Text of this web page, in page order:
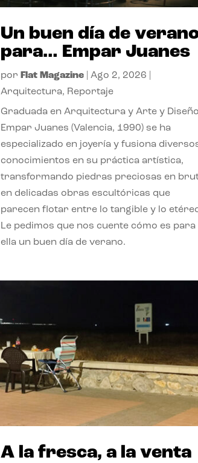
Un buen día de
para… Empar Juanes
por Flat Magazine| Ago 2, 2026
Arquitectura, Reportaje
Graduada en Arquitectura y Arte y
Empar Juanes (Valencia, 1990) se ha
especializado en joyería y fusiona
conocimientos en su práctica artística,
transformando piedras preciosas en
en delicadas obras escultóricas que
parecen flotar entre lo tangible y lo
Le pedimos que nos cuente cómo es para
ella un buen día de verano.
A la fresca, a la venta